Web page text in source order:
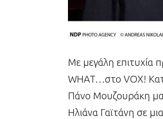
Με μεγάλη επιτυχία
WHAT…στο VOX!
Πάνο Μουζουράκη
Ηλιάνα Γαϊτάνη σε